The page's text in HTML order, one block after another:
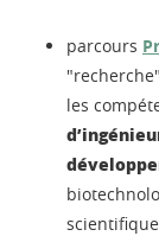
parcours
les